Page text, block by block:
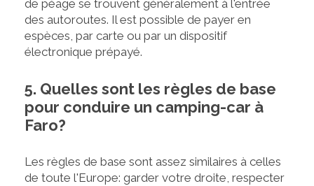
de péage se trouvent généralement à l'entrée
des autoroutes. Il est possible de payer en
espèces, par carte ou par un dispositif
électronique prépayé.
5. Quelles sont les règles de base
pour conduire un camping-car à
Faro?
Les règles de base sont assez similaires à celles
de toute l'Europe: garder votre droite, respecter